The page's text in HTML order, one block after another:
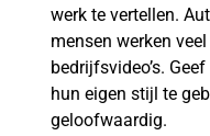
werk te vertellen.
mensen werken
bedrijfsvideo’s.
hun eigen stijl te
geloofwaardig.